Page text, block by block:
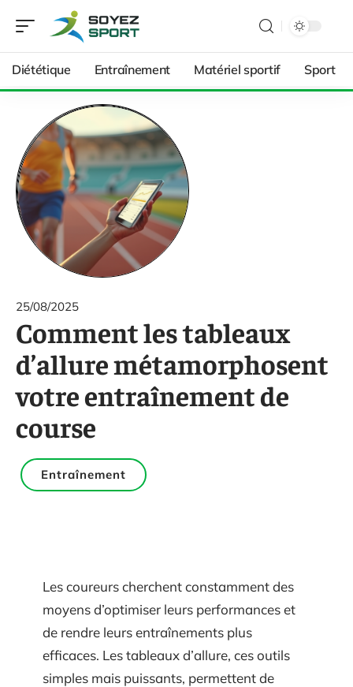
Diététique Entraînement Matériel sportif Sport
25/08/2025
Comment les tableaux
d’allure métamorphosent
votre entraînement de
course
Entraînement
Les coureurs cherchent constamment des
moyens d’optimiser leurs performances et
de rendre leurs entraînements plus
efficaces. Les tableaux d’allure, ces outils
simples mais puissants, permettent de